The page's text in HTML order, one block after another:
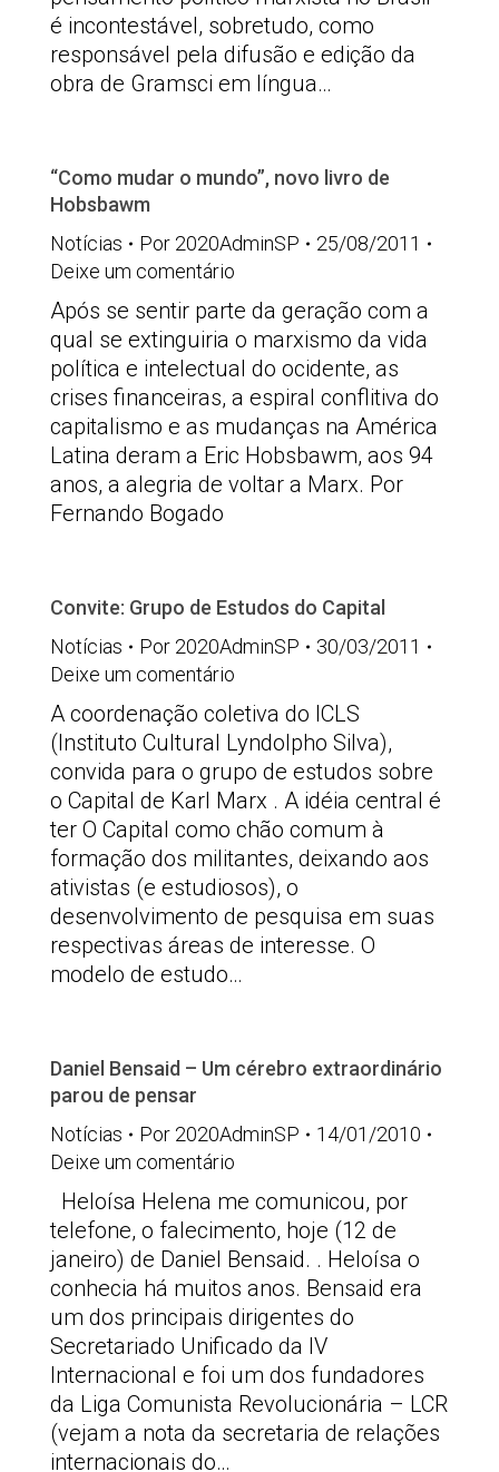
é incontestável, sobretudo, como
responsável pela difusão e edição da
obra de Gramsci em língua…
“Como mudar o mundo”, novo livro de
Hobsbawm
Notícias
Por 2020AdminSP
25/08/2011
Deixe um comentário
Após se sentir parte da geração com a
qual se extinguiria o marxismo da vida
política e intelectual do ocidente, as
crises financeiras, a espiral conflitiva do
capitalismo e as mudanças na América
Latina deram a Eric Hobsbawm, aos 94
anos, a alegria de voltar a Marx. Por
Fernando Bogado
Convite: Grupo de Estudos do Capital
Notícias
Por 2020AdminSP
30/03/2011
Deixe um comentário
A coordenação coletiva do ICLS
(Instituto Cultural Lyndolpho Silva),
convida para o grupo de estudos sobre
o Capital de Karl Marx . A idéia central é
ter O Capital como chão comum à
formação dos militantes, deixando aos
ativistas (e estudiosos), o
desenvolvimento de pesquisa em suas
respectivas áreas de interesse. O
modelo de estudo…
Daniel Bensaid – Um cérebro extraordinário
parou de pensar
Notícias
Por 2020AdminSP
14/01/2010
Deixe um comentário
Heloísa Helena me comunicou, por
telefone, o falecimento, hoje (12 de
janeiro) de Daniel Bensaid. . Heloísa o
conhecia há muitos anos. Bensaid era
um dos principais dirigentes do
Secretariado Unificado da IV
Internacional e foi um dos fundadores
da Liga Comunista Revolucionária – LCR
(vejam a nota da secretaria de relações
internacionais do…